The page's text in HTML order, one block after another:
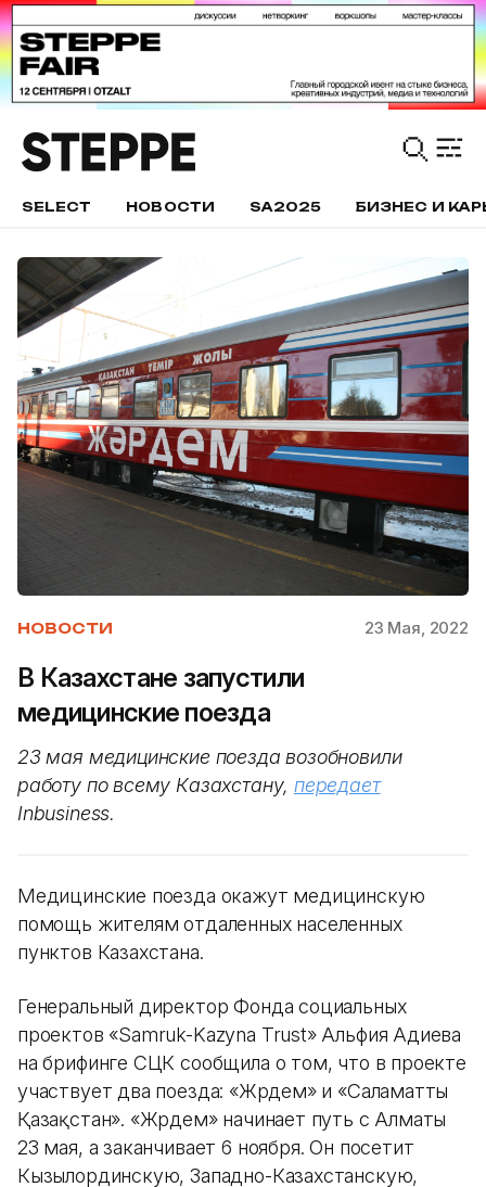
SELECT НОВОСТИ SA2025 БИЗНЕС И
НОВОСТИ 23 Мая, 2022
В Казахстане запустили
медицинские поезда
23 мая медицинские поезда возобновили
работу по всему Казахстану, передает
Inbusiness.
Медицинские поезда окажут медицинскую
помощь жителям отдаленных населенных
пунктов Казахстана.
Генеральный директор Фонда социальных
проектов «Samruk-Kazyna Trust» Альфия Адиева
на брифинге СЦК сообщила о том, что в проекте
участвует два поезда: «Жәрдем» и «Саламатты
Қазақстан». «Жәрдем» начинает путь с Алматы
23 мая, а заканчивает 6 ноября. Он посетит
Кызылординскую, Западно-Казахстанскую,